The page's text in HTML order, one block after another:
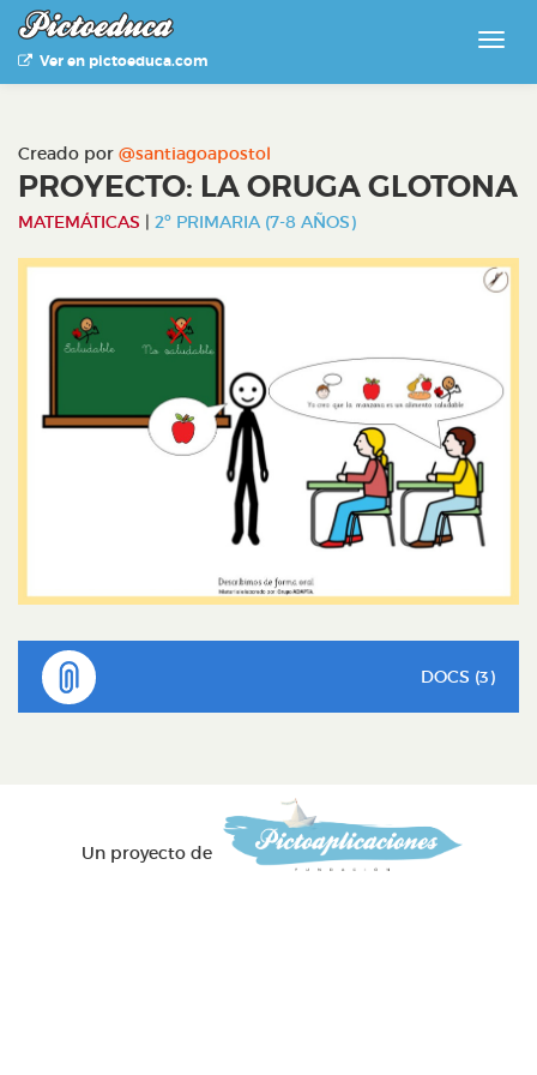
Ver en pictoeduca.com
Creado por @santiagoapostol
PROYECTO: LA ORUGA GLOTONA
MATEMÁTICAS | 2º PRIMARIA (7-8 AÑOS)
DOCS (3)
Un proyecto de